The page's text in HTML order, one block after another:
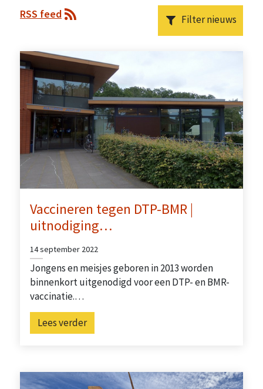
RSS feed Filter nieuws
Vaccineren tegen DTP-BMR |
uitnodiging…
14 september 2022
Jongens en meisjes geboren in 2013 worden
binnenkort uitgenodigd voor een DTP- en BMR-
vaccinatie.…
Lees verder